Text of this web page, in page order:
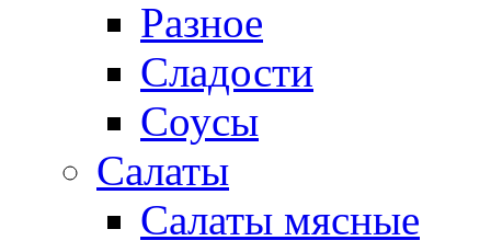
Разное
Сладости
Соусы
Салаты
Салаты мясные